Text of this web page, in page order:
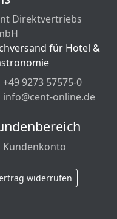
Direktvertriebs
für Hotel &
+49 9273 57575-0
info@cent-online.de
Kundenkonto
widerrufen